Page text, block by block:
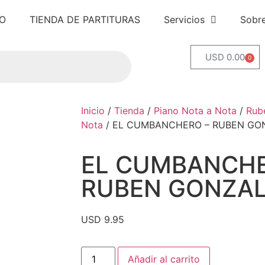
TIENDA DE PARTITURAS Servicios
USD 0.00 0
Inicio / Tienda / Piano Nota a Nota /
Nota / EL CUMBANCHERO – RUBEN
EL
RUBEN
USD 9.95
Añadir al carrito